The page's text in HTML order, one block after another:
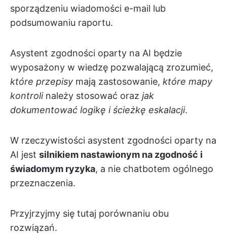
sporządzeniu wiadomości e-mail lub
podsumowaniu raportu.
Asystent zgodności oparty na AI będzie
wyposażony w wiedzę pozwalającą zrozumieć,
które przepisy mają zastosowanie, które mapy
kontrolinależy stosować oraz jak
dokumentować logikę i ścieżkę eskalacji.
W rzeczywistości asystent zgodności oparty na
AI jest silnikiem nastawionym na zgodność i
świadomym ryzyka, a nie chatbotem ogólnego
przeznaczenia.
Przyjrzyjmy się tutaj porównaniu obu
rozwiązań.